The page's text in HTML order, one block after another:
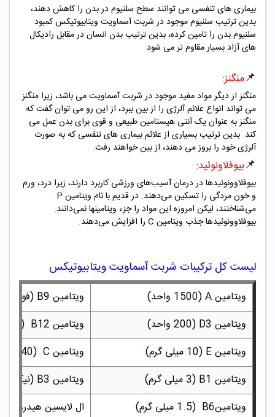
بیماری های تنفسی می توانند سطح سلنیوم در بدن را کاهش دهند،
بدین ترتیب سلنیوم موجود در شربت آسماویت ویتابیوتیکس کمبود
سلنیوم بدن را تامین کرده، بدین ترتیب بدن انسان در مقابل رادیکال
های آزاد بسیار مقاوم تر می شود.
📌منگنز:
منگنز از دیگر مواد مفید موجود در شربت آسماویت می باشد، زیرا منگنز
می تواند انواع علائم آلرژی را از بین ببرد، از این رو می توان گفت که
منگنز به عنوان یک آنتی هیستامین طبیعی و قوی برای بدن عمل می
کند. بدین ترتیب بسیاری از علائم بیماری های تنفسی که به صورت
آلرژی خود را بروز می دهند، از بین خواهند رفت.
📌بیوفلاونوئید:
بیوفلاوونوئیدها در درمان آسیب‌های ورزشی کاربرد دارند، زیرا درد، ورم
و خون مردگی را تسکین می‌دهند. در قدیم با نام ویتامین P
می‌شناختند، لیکن امروزه این مواد را جزء ویتامینها نمی‌دانند.
بیوفلاوونوئیدها جذب ویتامین C را افزایش می‌دهند.
لیست کل ترکیبات شربت آسماویت ویتابیوتیکس
ویتامین A (1500 واحد)
ویتامین B9 (فولیک اسید) (200 میکرو گرم)
ویتامین D3 (200 واحد)
ویتامین B12 (2.5 میکرو گرم)
ویتامین E (10 میلی گرم)
ویتامین C (40 میلی گرم)
ویتامین B1 (3 میلی گرم)
ویتامین B3 (نیکوتینامید) (10 میلی گرم)
ویتامینB6 (1.5 میلی گرم)
ال لایسین هیدروکلراید